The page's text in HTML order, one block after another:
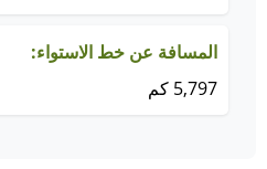
المسافة عن خط الاستواء:
5,797 كم